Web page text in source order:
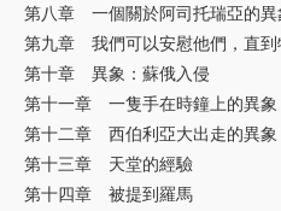
第八章 一個關於阿司托瑞亞的異
第九章 我們可以安慰他們，直到
第十章 異象：蘇俄入侵
第十一章 一隻手在時鐘上的異象
第十二章 西伯利亞大出走的異象
第十三章 天堂的經驗
第十四章 被提到羅馬